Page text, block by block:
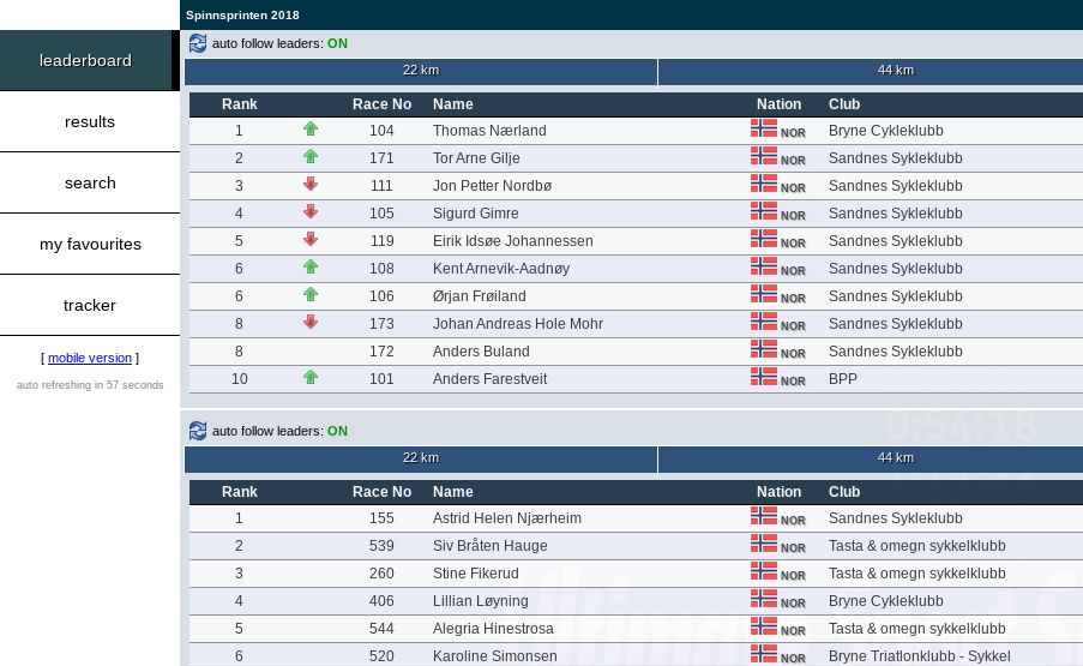
Spinnsprinten 2018
leaderboard
results
search
my favourites
tracker
[ mobile version ]
auto refreshing in 57 seconds
auto follow leaders: ON
22 km
44 km
Rank Race No Name Nation Club
1
104 Thomas Nærland NOR Bryne Cykleklubb
2
171 Tor Arne Gilje NOR Sandnes Sykleklubb
3
111 Jon Petter Nordbø NOR Sandnes Sykleklubb
4
105 Sigurd Gimre NOR Sandnes Sykleklubb
5
119 Eirik Idsøe Johannessen NOR Sandnes Sykleklubb
6
108 Kent Arnevik-Aadnøy NOR Sandnes Sykleklubb
6
106 Ørjan Frøiland NOR Sandnes Sykleklubb
8
173 Johan Andreas Hole Mohr NOR Sandnes Sykleklubb
8
172 Anders Buland NOR Sandnes Sykleklubb
10
101 Anders Farestveit NOR BPP
auto follow leaders: ON
22 km
44 km
Rank Race No Name Nation Club
1
155 Astrid Helen Njærheim NOR Sandnes Sykleklubb
2
539 Siv Bråten Hauge NOR Tasta & omegn sykkelklubb
3
260 Stine Fikerud NOR Tasta & omegn sykkelklubb
4
406 Lillian Løyning NOR Bryne Cykleklubb
5
544 Alegria Hinestrosa NOR Tasta & omegn sykkelklubb
6
520 Karoline Simonsen NOR Bryne Triatlonklubb - Sykkel